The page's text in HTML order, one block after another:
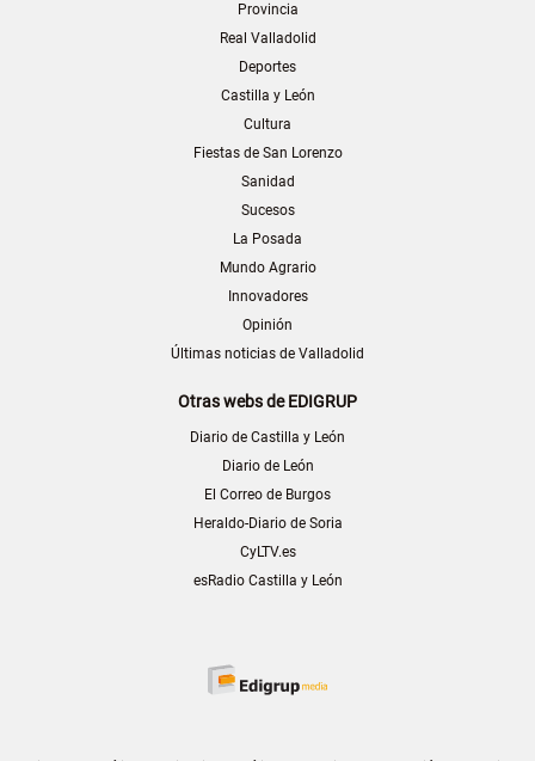
Provincia
Real Valladolid
Deportes
Castilla y León
Cultura
Fiestas de San Lorenzo
Sanidad
Sucesos
La Posada
Mundo Agrario
Innovadores
Opinión
Últimas noticias de Valladolid
Otras webs de EDIGRUP
Diario de Castilla y León
Diario de León
El Correo de Burgos
Heraldo-Diario de Soria
CyLTV.es
esRadio Castilla y León